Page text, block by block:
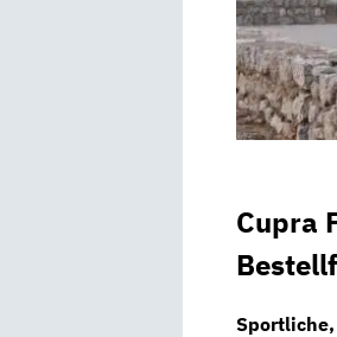
Cupra